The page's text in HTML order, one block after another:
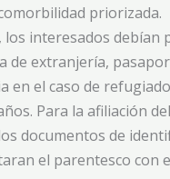
priorizada.
los interesados debían
de extranjería,
en el caso de
Para la afiliación
documentos de
el parentesco con